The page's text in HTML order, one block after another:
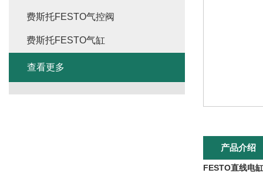
产品介绍
FESTO直线电
费斯托FESTO气控阀
费斯托FESTO气缸
查看更多